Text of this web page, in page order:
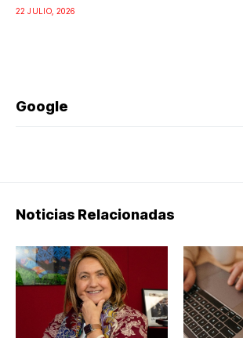
22 JULIO, 2026
Google
Noticias Relacionadas